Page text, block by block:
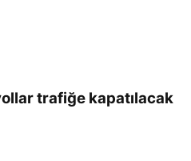
trafiğe kapatılacak